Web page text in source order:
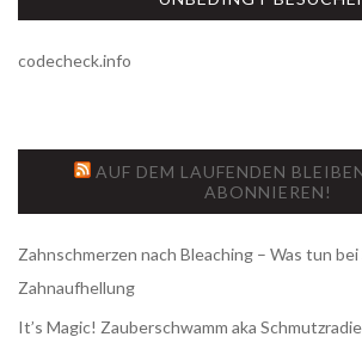
codecheck.info
AUF DEM LAUFENDEN
ABONNIEREN!
Zahnschmerzen nach Bleaching – Was tun bei
Zahnaufhellung
It’s Magic! Zauberschwamm aka